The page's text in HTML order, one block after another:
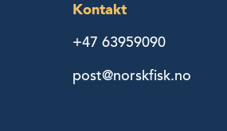
Kontakt
+47 63959090
post@norskfisk.no